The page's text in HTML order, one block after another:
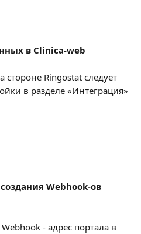
в Clinica-web
Ringostat следует
в разделе «Интеграция»
Webhook-ов
- адрес портала в